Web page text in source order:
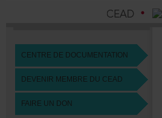
CENTREDEDOCUMENTATION
DEVENIRMEMBREDUCEAD
FAIREUNDON